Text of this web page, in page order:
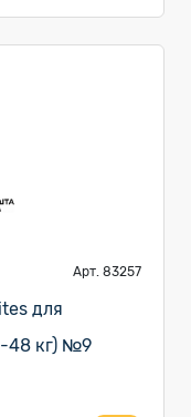
Арт. 83257
для
48 кг) №9